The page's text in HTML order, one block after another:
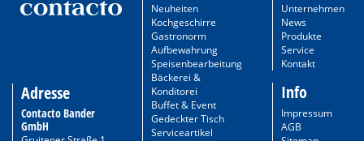
Adresse
Contacto Bander
GmbH
Neuheiten
Kochgeschirre
Gastronorm
Aufbewahrung
Speisenbearbeitung
Bäckerei &
Konditorei
Buffet & Event
Gedeckter Tisch
Serviceartikel
Unternehmen
News
Produkte
Service
Kontakt
Info
Impressum
AGB